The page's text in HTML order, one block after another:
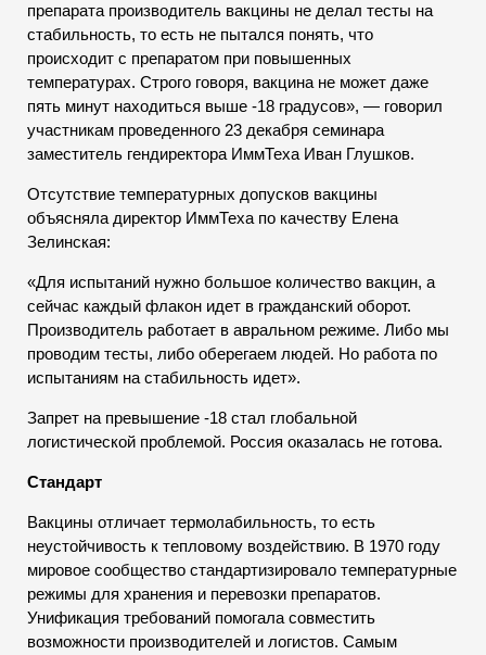
препарата производитель вакцины не делал тесты на
стабильность, то есть не пытался понять, что
происходит с препаратом при повышенных
температурах. Строго говоря, вакцина не может даже
пять минут находиться выше -18 градусов», — говорил
участникам проведенного 23 декабря семинара
заместитель гендиректора ИммТеха Иван Глушков.
Отсутствие температурных допусков вакцины
объясняла директор ИммТеха по качеству Елена
Зелинская:
«Для испытаний нужно большое количество вакцин, а
сейчас каждый флакон идет в гражданский оборот.
Производитель работает в авральном режиме. Либо мы
проводим тесты, либо оберегаем людей. Но работа по
испытаниям на стабильность идет».
Запрет на превышение -18 стал глобальной
логистической проблемой. Россия оказалась не готова.
Стандарт
Вакцины отличает термолабильность, то есть
неустойчивость к тепловому воздействию. В 1970 году
мировое сообщество стандартизировало температурные
режимы для хранения и перевозки препаратов.
Унификация требований помогала совместить
возможности производителей и логистов. Самым